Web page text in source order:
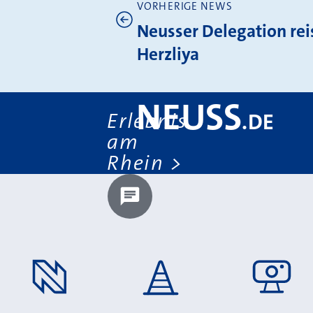
Weitere News
VORHERIGE NEWS
Neusser Delegation
Herzliya
Erlebnis
am
Rhein
NEUSS.DE
Chatbot laden?